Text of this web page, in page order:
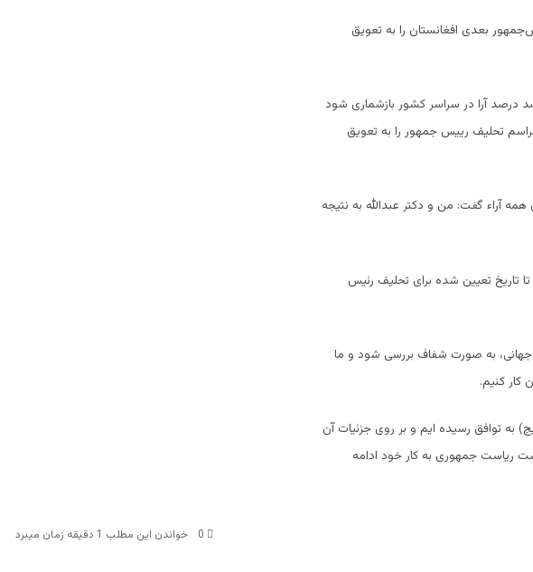
بعدی افغانستان را به تعویق
درصد آرا در سراسر کشور بازشماری شود
تحلیف رییس جمهور را به تعویق
آراء گفت: من و دکتر عبدالله به نتیجه
تاریخ تعیین شده برای تحلیف رئیس
جهانی، به صورت شفاف بررسی شود و ما
کار کنیم.
به توافق رسیده ایم و بر روی جزئیات آن
ریاست جمهوری به کار خود ادامه
0 خواندن این مطلب 1 دقیقه زمان میبرد